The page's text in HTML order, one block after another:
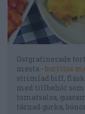
Ostgratinerade
mesta - burritos
strimlad biff,
med tillbehör
tomatsalsa,
tärnad gurka,